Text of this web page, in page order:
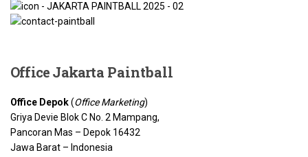
Office JakartaPaintball
Office Depok(Office Marketing)
Griya Devie Blok C No. 2 Mampang,
Pancoran Mas – Depok 16432
Jawa Barat – Indonesia